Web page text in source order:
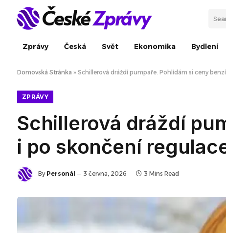
Zprávy Česká Svět Ekonomika Bydlení
Domovská Stránka » Schillerová dráždí pumpaře. Pohlídám si ceny
ZPRÁVY
Schillerová dráždí
i po skončení
By Personál 3 června, 2026 3 Mins Read